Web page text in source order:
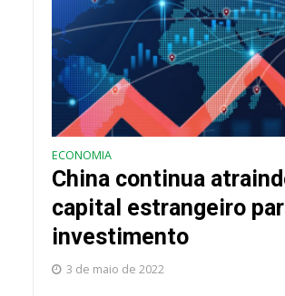
ECONOMIA
China continua
capital estrangeiro
investimento
3 de maio de 2022